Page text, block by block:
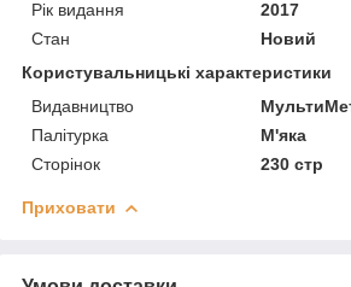
Рік видання
2017
Стан
Новий
Користувальницькі характеристики
Видавництво
Палітурка
М'яка
Сторінок
230 стр
Приховати